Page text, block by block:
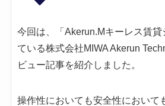
今回は、「Akerun.Mキーレス賃貸
ている株式会社MIWA Akerun
ビュー記事を紹介しました。
操作性においても安全性において